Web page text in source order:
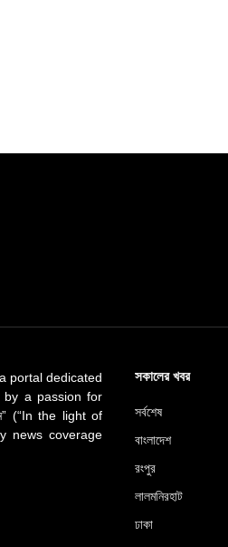
portal dedicated
by a passion for
(“In the light of
news coverage
সকালের খবর
সর্বশেষ
বাংলাদেশ
রংপুর
লালমনিরহাট
ঢাকা